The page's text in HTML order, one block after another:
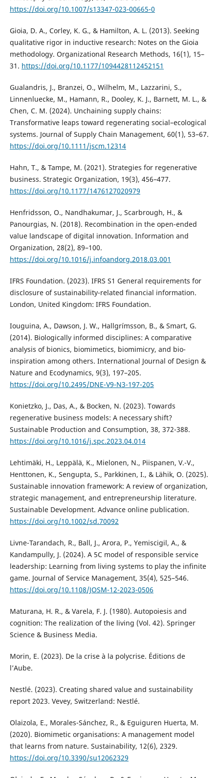
https://doi.org/10.1007/s13347-023-00665-0
Gioia, D. A., Corley, K. G., & Hamilton, A. L. (2013). Seeking
qualitative rigor in inductive research: Notes on the Gioia
methodology. Organizational Research Methods, 16(1), 15–
31. https://doi.org/10.1177/1094428112452151
Gualandris, J., Branzei, O., Wilhelm, M., Lazzarini, S.,
Linnenluecke, M., Hamann, R., Dooley, K. J., Barnett, M. L., &
Chen, C. M. (2024). Unchaining supply chains:
Transformative leaps toward regenerating social–ecological
systems. Journal of Supply Chain Management, 60(1), 53–67.
https://doi.org/10.1111/jscm.12314
Hahn, T., & Tampe, M. (2021). Strategies for regenerative
business. Strategic Organization, 19(3), 456–477.
https://doi.org/10.1177/1476127020979
Henfridsson, O., Nandhakumar, J., Scarbrough, H., &
Panourgias, N. (2018). Recombination in the open-ended
value landscape of digital innovation. Information and
Organization, 28(2), 89–100.
https://doi.org/10.1016/j.infoandorg.2018.03.001
IFRS Foundation. (2023). IFRS S1 General requirements for
disclosure of sustainability-related financial information.
London, United Kingdom: IFRS Foundation.
Iouguina, A., Dawson, J. W., Hallgrímsson, B., & Smart, G.
(2014). Biologically informed disciplines: A comparative
analysis of bionics, biomimetics, biomimicry, and bio-
inspiration among others. International Journal of Design &
Nature and Ecodynamics, 9(3), 197–205.
https://doi.org/10.2495/DNE-V9-N3-197-205
Konietzko, J., Das, A., & Bocken, N. (2023). Towards
regenerative business models: A necessary shift?
Sustainable Production and Consumption, 38, 372-388.
https://doi.org/10.1016/j.spc.2023.04.014
Lehtimäki, H., Leppälä, K., Mielonen, N., Piispanen, V.-V.,
Henttonen, K., Sengupta, S., Parkkinen, I., & Lähik, O. (2025).
Sustainable innovation framework: A review of organization,
strategic management, and entrepreneurship literature.
Sustainable Development. Advance online publication.
https://doi.org/10.1002/sd.70092
Livne-Tarandach, R., Ball, J., Arora, P., Yemiscigil, A., &
Kandampully, J. (2024). A 5C model of responsible service
leadership: Learning from living systems to play the infinite
game. Journal of Service Management, 35(4), 525–546.
https://doi.org/10.1108/JOSM-12-2023-0506
Maturana, H. R., & Varela, F. J. (1980). Autopoiesis and
cognition: The realization of the living (Vol. 42). Springer
Science & Business Media.
Morin, E. (2023). De la crise à la polycrise. Éditions de
l’Aube.
Nestlé. (2023). Creating shared value and sustainability
report 2023. Vevey, Switzerland: Nestlé.
Olaizola, E., Morales-Sánchez, R., & Eguiguren Huerta, M.
(2020). Biomimetic organisations: A management model
that learns from nature. Sustainability, 12(6), 2329.
https://doi.org/10.3390/su12062329